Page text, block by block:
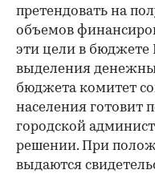
претендовать на
объемов
эти цели в бюджете
выделения
бюджета комитет
населения готовит
городской
решении. При
выдаются